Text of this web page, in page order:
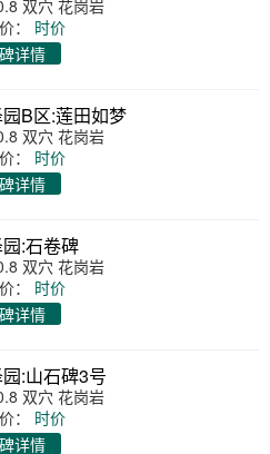
双穴 花岗岩
：
时价
详情
B区:莲田如梦
双穴 花岗岩
：
时价
详情
:石卷碑
双穴 花岗岩
：
时价
详情
:山石碑3号
双穴 花岗岩
：
时价
详情